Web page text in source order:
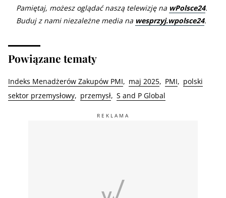
Pamiętaj, możesz oglądać naszą telewizję na wPolsce24.
Buduj z nami niezależne media na wesprzyj.wpolsce24.
Powiązane tematy
Indeks Menadżerów Zakupów PMI maj 2025 PMI
polski
sektor przemysłowy
przemysł S and P Global